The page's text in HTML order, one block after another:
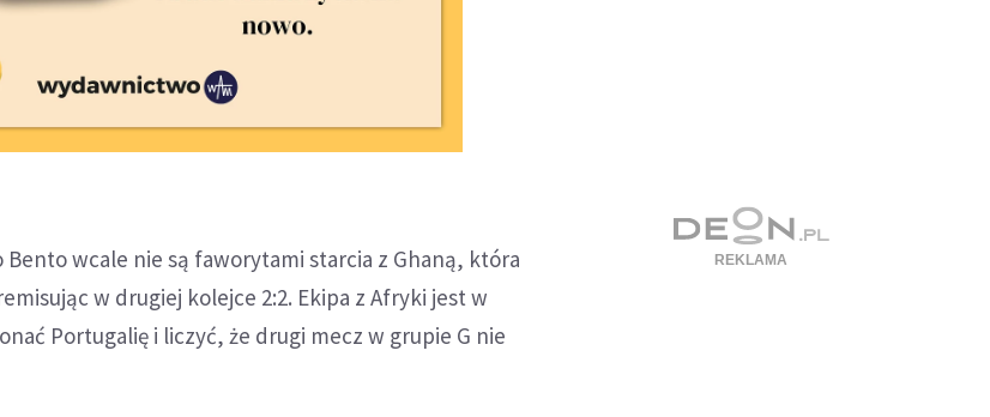
Bento wcale nie są faworytami starcia z Ghaną, która
w drugiej kolejce 2:2. Ekipa z Afryki jest w
Portugalię i liczyć, że drugi mecz w grupie G nie